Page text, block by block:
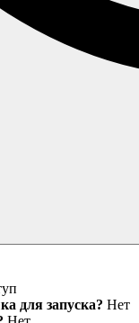
для запуска? Нет